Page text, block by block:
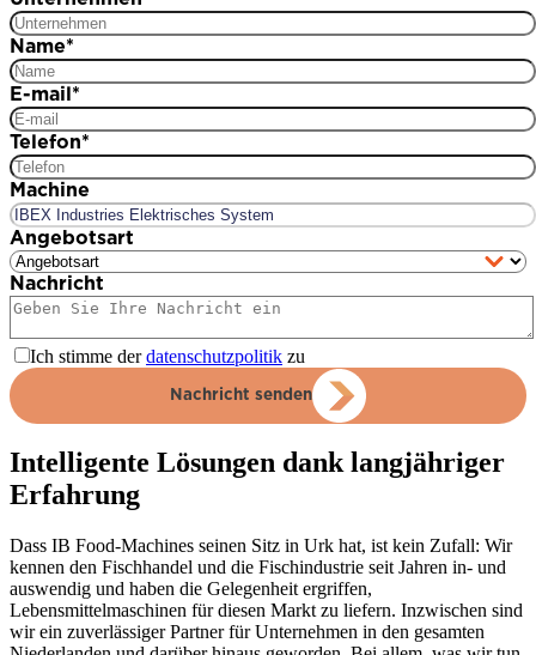
Name*
E-mail*
Telefon*
Machine
Angebotsart
Nachricht
Ich stimme derdatenschutzpolitik zu
Nachricht senden
Intelligente Lösungen dank langjähriger
Erfahrung
Dass IB Food-Machines seinen Sitz in Urk hat, ist kein Zufall: Wir
kennen den Fischhandel und die Fischindustrie seit Jahren in- und
auswendig und haben die Gelegenheit ergriffen,
Lebensmittelmaschinen für diesen Markt zu liefern. Inzwischen sind
wir ein zuverlässiger Partner für Unternehmen in den gesamten